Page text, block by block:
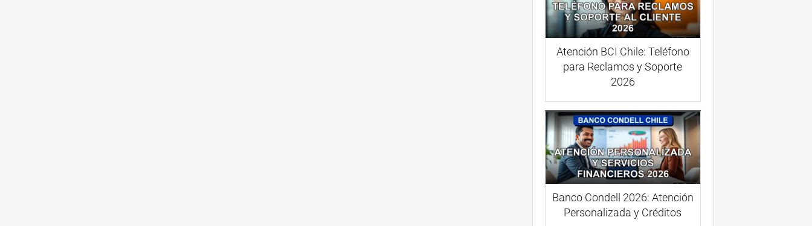
Atención BCI Chile: Teléfono
para Reclamos y Soporte
2026
Banco Condell 2026: Atención
Personalizada y Créditos